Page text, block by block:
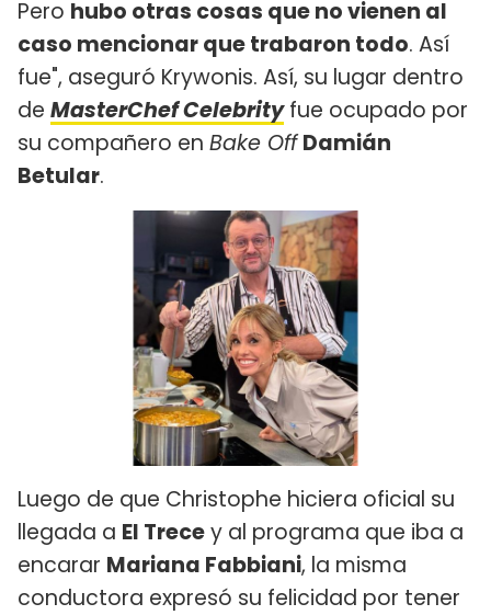
Pero hubo otras cosas que no vienen al
caso mencionar que trabaron todo. Así
fue", aseguró Krywonis. Así, su lugar dentro
de MasterChef Celebrityfue ocupado por
su compañero en Bake Off Damián
Betular.
Luego de que Christophe hiciera oficial su
llegada a El Trecey al programa que iba a
encarar Mariana Fabbiani, la misma
conductora expresó su felicidad por tener